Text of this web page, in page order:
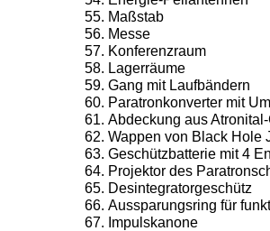
Maßstab
Messe
Konferenzraum
Lagerräume
Gang mit Laufbändern
Paratronkonverter mit
Abdeckung aus
Wappen von Black Hole
Geschützbatterie mit 4
Projektor des
Desintegratorgeschütz
Aussparungsring für
Impulskanone